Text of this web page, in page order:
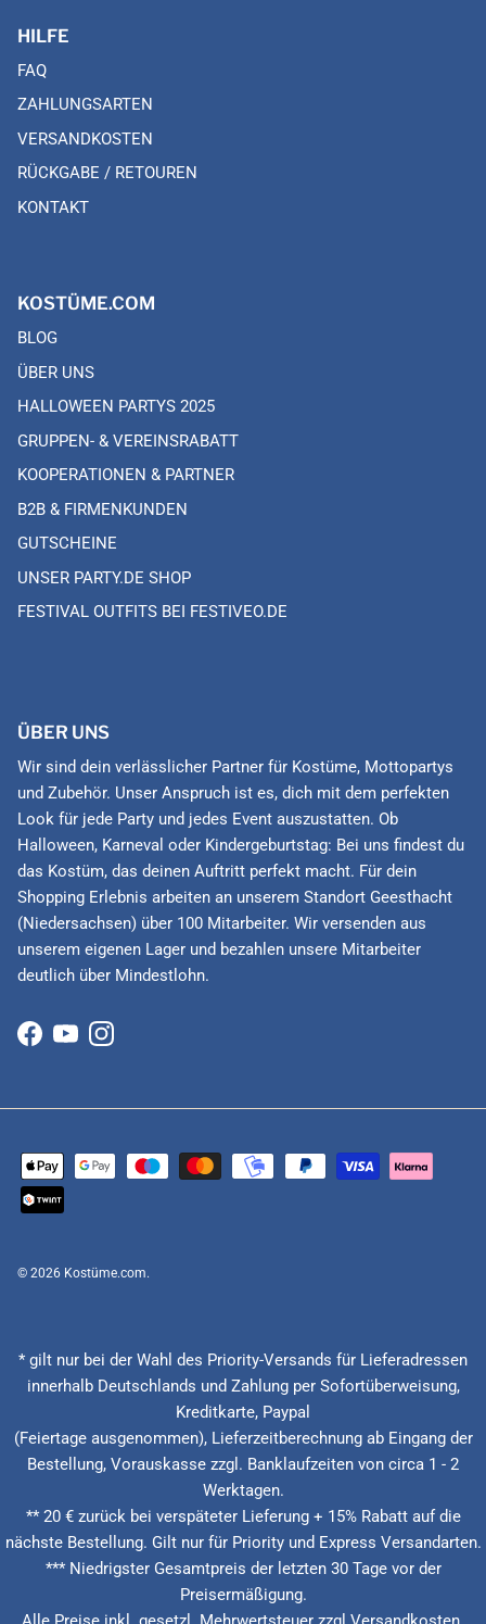
HILFE
FAQ
ZAHLUNGSARTEN
VERSANDKOSTEN
RÜCKGABE / RETOUREN
KONTAKT
KOSTÜME.COM
BLOG
ÜBER UNS
HALLOWEEN PARTYS 2025
GRUPPEN- & VEREINSRABATT
KOOPERATIONEN & PARTNER
B2B & FIRMENKUNDEN
GUTSCHEINE
UNSER PARTY.DE SHOP
FESTIVAL OUTFITS BEI FESTIVEO.DE
ÜBER UNS
Wir sind dein verlässlicher Partner für Kostüme, Mottopartys
und Zubehör. Unser Anspruch ist es, dich mit dem perfekten
Look für jede Party und jedes Event auszustatten. Ob
Halloween, Karneval oder Kindergeburtstag: Bei uns findest du
das Kostüm, das deinen Auftritt perfekt macht. Für dein
Shopping Erlebnis arbeiten an unserem Standort Geesthacht
(Niedersachsen) über 100 Mitarbeiter. Wir versenden aus
unserem eigenen Lager und bezahlen unsere Mitarbeiter
deutlich über Mindestlohn.
Facebook
YouTubeInstagram
© 2026 Kostüme.com.
* gilt nur bei der Wahl des Priority-Versands für Lieferadressen
innerhalb Deutschlands und Zahlung per Sofortüberweisung,
Kreditkarte, Paypal
(Feiertage ausgenommen), Lieferzeitberechnung ab Eingang der
Bestellung, Vorauskasse zzgl. Banklaufzeiten von circa 1 - 2
Werktagen.
** 20 € zurück bei verspäteter Lieferung + 15% Rabatt auf die
nächste Bestellung. Gilt nur für Priority und Express Versandarten.
*** Niedrigster Gesamtpreis der letzten 30 Tage vor der
Preisermäßigung.